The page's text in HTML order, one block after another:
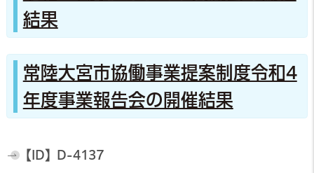
結果
常陸大宮市協働事業提案制度令和4
年度事業報告会の開催結果
【ID】 D-4137